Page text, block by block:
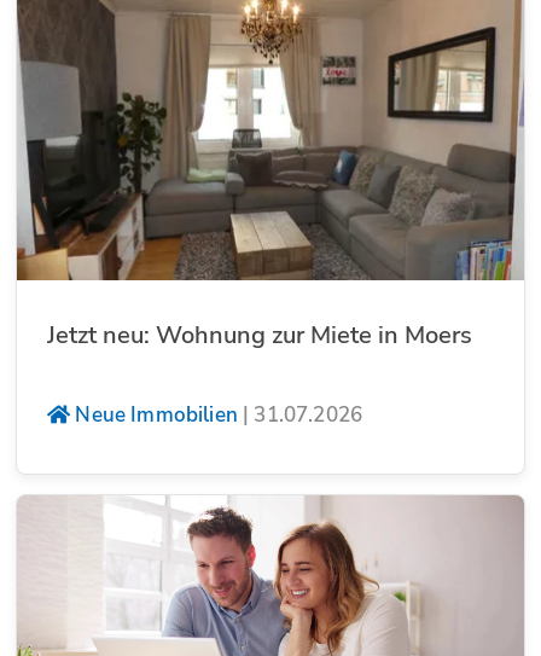
Jetzt neu: Wohnung zur Miete in Moers
Neue Immobilien | 31.07.2026